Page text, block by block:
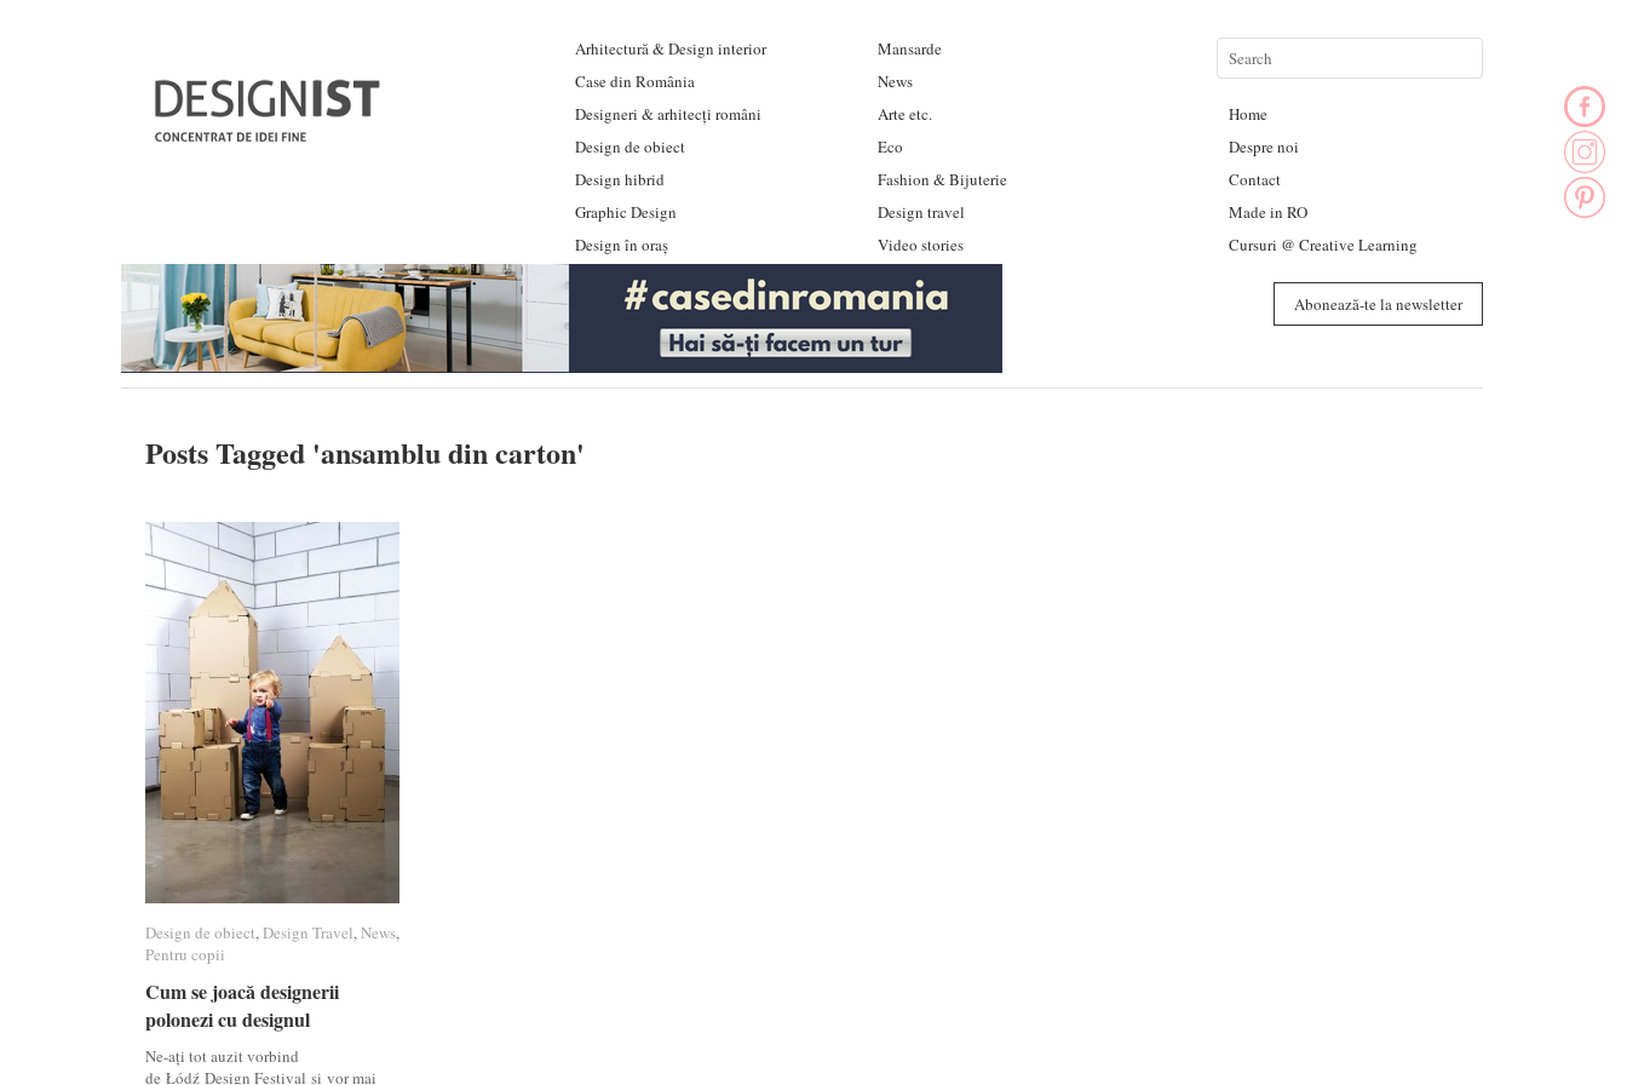
Arhitectură & Design interior
Case din România
Designeri & arhitecți români
Design de obiect
Design hibrid
Graphic Design
Design în oraș
Mansarde
News
Arte etc.
Eco
Fashion & Bijuterie
Design travel
Video stories
Home
Despre noi
Contact
Made in RO
Cursuri @ Creative Learning
Abonează-te la newsletter
Posts Tagged 'ansamblu din carton'
Design de obiect,Design Travel,News,
Pentru copii
Cum se joacă designerii
polonezi cu designul
Ne-ați tot auzit vorbind
de Łódź Design Festival și vor mai
Design de obiect Design Travel News
Pentru copii
Cum se joacă designerii
polonezi cu designul